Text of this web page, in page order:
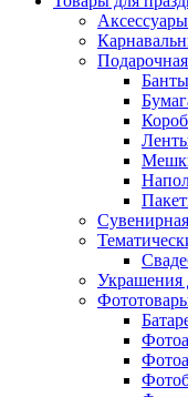
Банты
Украшения